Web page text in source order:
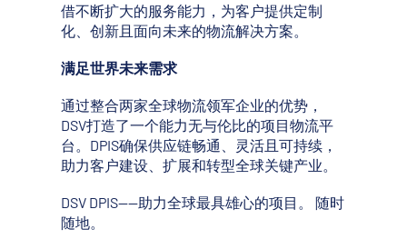
借不断扩大的服务能力，为客户提供定制
化、创新且面向未来的物流解决方案。
满足世界未来需求
通过整合两家全球物流领军企业的优势，
DSV打造了一个能力无与伦比的项目物流平
台。DPIS确保供应链畅通、灵活且可持续，
助力客户建设、扩展和转型全球关键产业。
DSV DPIS——助力全球最具雄心的项目。 随时
随地。